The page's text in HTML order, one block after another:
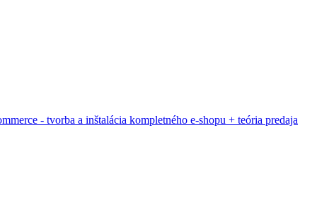
- tvorba a inštalácia kompletného e-shopu + teória predaja